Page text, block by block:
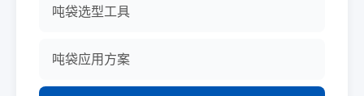
吨袋选型工具
吨袋应用方案